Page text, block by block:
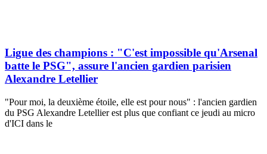
Ligue des champions : "C'est impossible qu'Arsenal
batte le PSG", assure l'ancien gardien parisien
Alexandre Letellier
"Pour moi, la deuxième étoile, elle est pour nous" : l'ancien gardien
du PSG Alexandre Letellier est plus que confiant ce jeudi au micro
d'ICI dans le